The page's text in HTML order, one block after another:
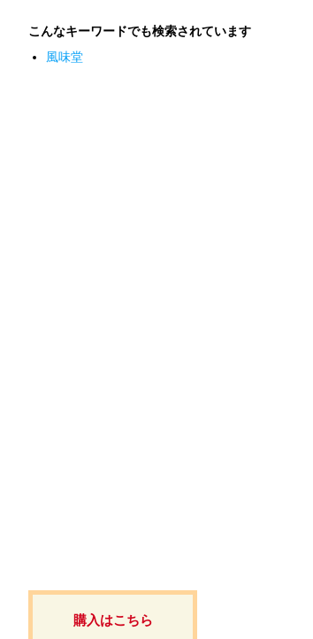
購入はこちら
こんなキーワードでも検索されています
風味堂